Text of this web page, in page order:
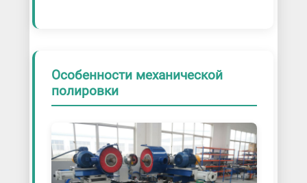
Особенности механической
полировки